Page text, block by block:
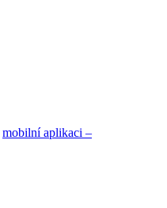
mobilní aplikaci –